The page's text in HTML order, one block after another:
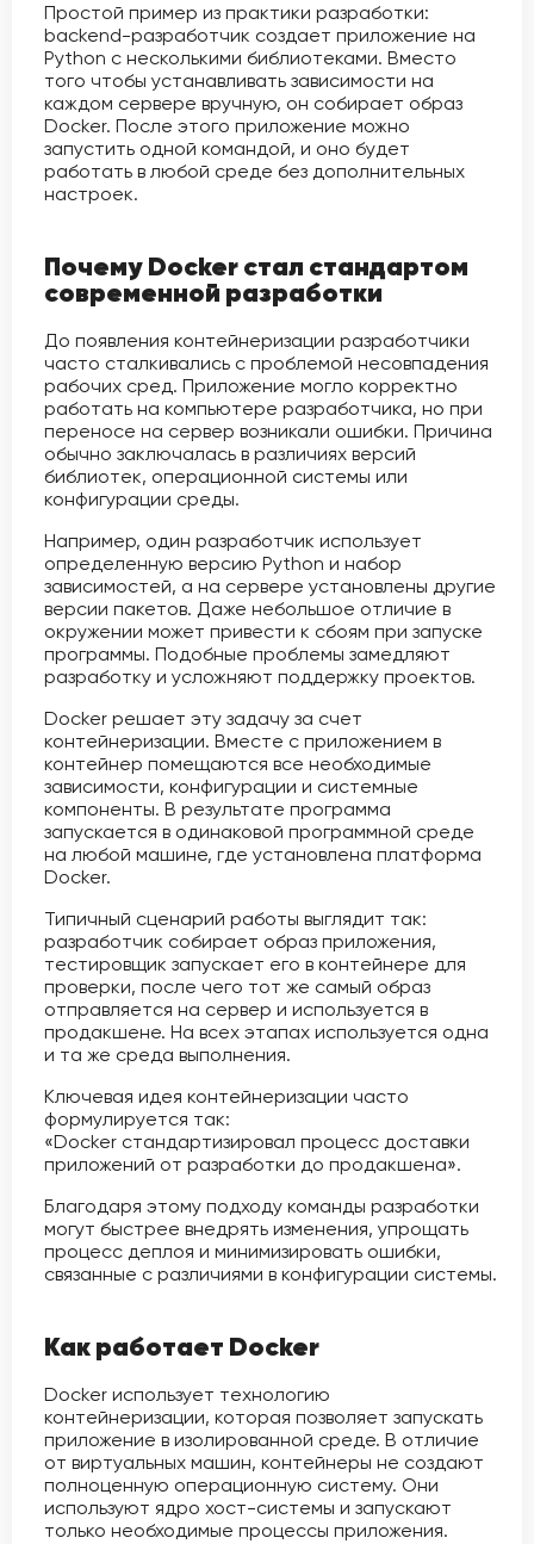
Простой пример из практики разработки:
backend-разработчик создает приложение на
Python с несколькими библиотеками. Вместо
того чтобы устанавливать зависимости на
каждом сервере вручную, он собирает образ
Docker. После этого приложение можно
запустить одной командой, и оно будет
работать в любой среде без дополнительных
настроек.
Почему Docker стал стандартом
современной разработки
До появления контейнеризации разработчики
часто сталкивались с проблемой несовпадения
рабочих сред. Приложение могло корректно
работать на компьютере разработчика, но при
переносе на сервер возникали ошибки. Причина
обычно заключалась в различиях версий
библиотек, операционной системы или
конфигурации среды.
Например, один разработчик использует
определенную версию Python и набор
зависимостей, а на сервере установлены другие
версии пакетов. Даже небольшое отличие в
окружении может привести к сбоям при запуске
программы. Подобные проблемы замедляют
разработку и усложняют поддержку проектов.
Docker решает эту задачу за счет
контейнеризации. Вместе с приложением в
контейнер помещаются все необходимые
зависимости, конфигурации и системные
компоненты. В результате программа
запускается в одинаковой программной среде
на любой машине, где установлена платформа
Docker.
Типичный сценарий работы выглядит так:
разработчик собирает образ приложения,
тестировщик запускает его в контейнере для
проверки, после чего тот же самый образ
отправляется на сервер и используется в
продакшене. На всех этапах используется одна
и та же среда выполнения.
Ключевая идея контейнеризации часто
формулируется так:
«Docker стандартизировал процесс доставки
приложений от разработки до продакшена».
Благодаря этому подходу команды разработки
могут быстрее внедрять изменения, упрощать
процесс деплоя и минимизировать ошибки,
связанные с различиями в конфигурации системы.
Как работает Docker
Docker использует технологию
контейнеризации, которая позволяет запускать
приложение в изолированной среде. В отличие
от виртуальных машин, контейнеры не создают
полноценную операционную систему. Они
используют ядро хост-системы и запускают
только необходимые процессы приложения.